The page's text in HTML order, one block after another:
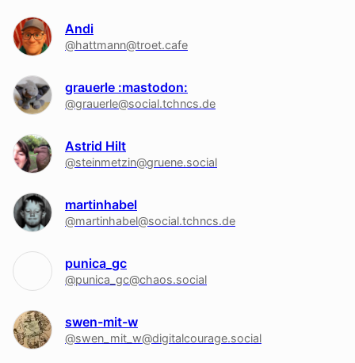
Andi
@hattmann@troet.cafe
grauerle :mastodon:
@grauerle@social.tchncs.de
Astrid Hilt
@steinmetzin@gruene.social
martinhabel
@martinhabel@social.tchncs.de
punica_gc
@punica_gc@chaos.social
swen-mit-w
@swen_mit_w@digitalcourage.social